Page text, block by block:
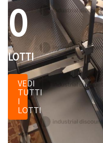
0
LOTTI
VEDI
TUTTI
I
LOTTI